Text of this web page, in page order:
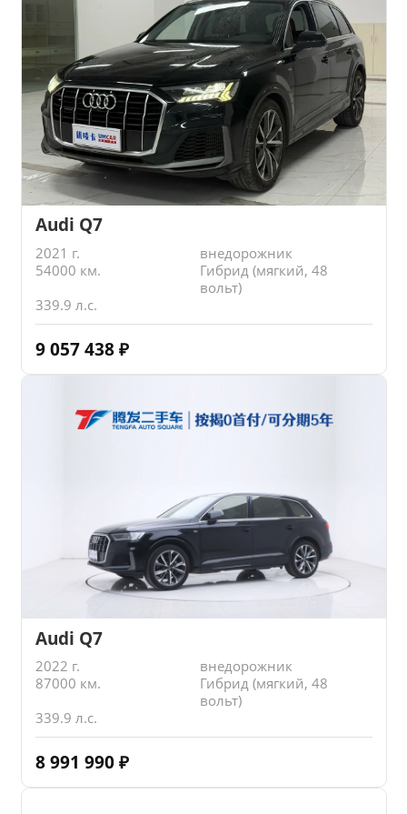
Audi Q7
2021 г.
внедорожник
54000 км.
Гибрид (мягкий, 48
вольт)
339.9 л.с.
9 057 438 ₽
Audi Q7
2022 г.
внедорожник
87000 км.
Гибрид (мягкий, 48
вольт)
339.9 л.с.
8 991 990 ₽